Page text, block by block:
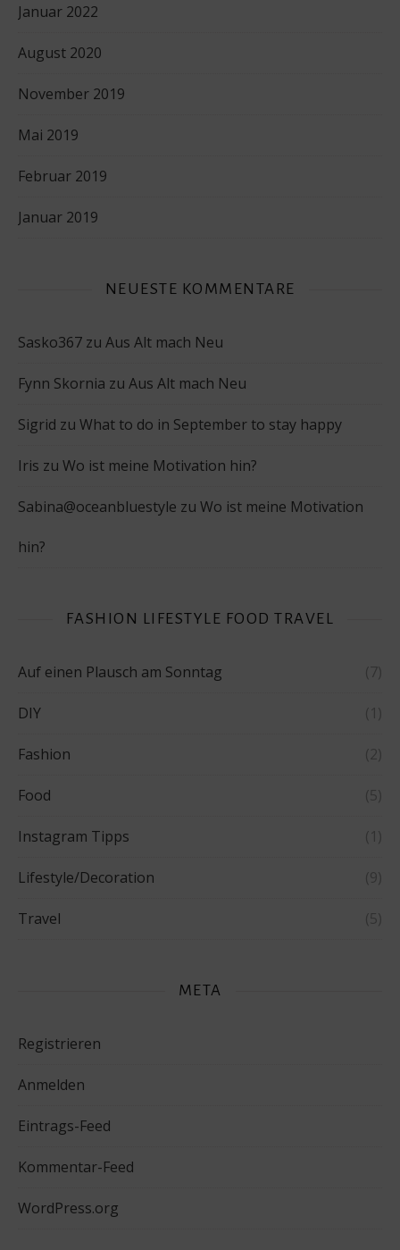
Januar 2022
August 2020
November 2019
Mai 2019
Februar 2019
Januar 2019
NEUESTE KOMMENTARE
Sasko367 zu Aus Alt mach Neu
Fynn Skornia zu Aus Alt mach Neu
Sigrid zu What to do in September to stay happy
Iris zu Wo ist meine Motivation hin?
Sabina@oceanbluestyle zu Wo ist meine Motivation
hin?
FASHION LIFESTYLE FOOD TRAVEL
Auf einen Plausch am Sonntag (7)
DIY (1)
Fashion (2)
Food (5)
Instagram Tipps (1)
Lifestyle/Decoration (9)
Travel (5)
META
Registrieren
Anmelden
Eintrags-Feed
Kommentar-Feed
WordPress.org